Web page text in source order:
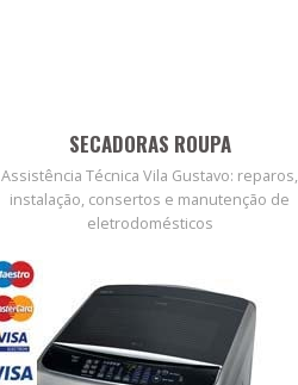
SECADORAS ROUPA
Assistência Técnica Vila Gustavo: reparos,
instalação, consertos e manutenção de
eletrodomésticos